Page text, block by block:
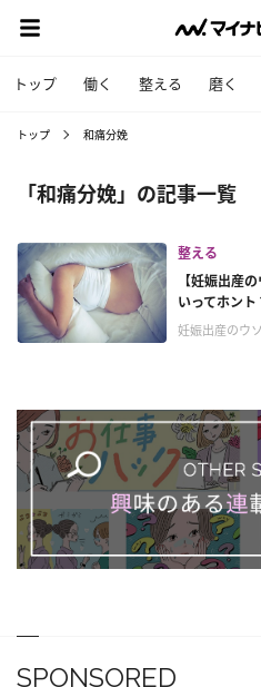
トップ 働く 整える 磨く
トップ 和痛分娩
「和痛分娩」の記事一覧
整える
【妊娠出産
いってホント
妊娠出産のウ
SPONSORED